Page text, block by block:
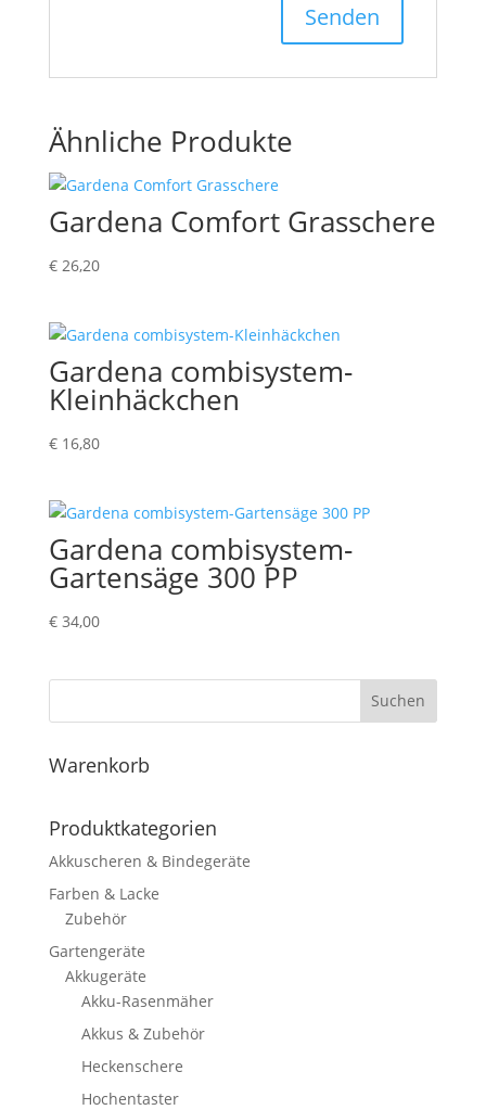
Ähnliche Produkte
Gardena Comfort Grasschere
€26,20
Gardena combisystem-
Kleinhäckchen
€16,80
Gardena combisystem-
Gartensäge 300 PP
€34,00
Suchen
Warenkorb
Produktkategorien
Akkuscheren & Bindegeräte
Farben & Lacke
Zubehör
Gartengeräte
Akkugeräte
Akku-Rasenmäher
Akkus & Zubehör
Heckenschere
Hochentaster